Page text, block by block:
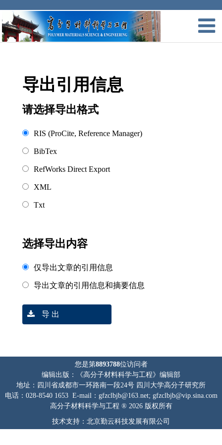
导出引用信息
请选择导出格式
RIS (ProCite, Reference Manager)
BibTex
RefWorks Direct Export
XML
Txt
选择导出内容
仅导出文章的引用信息
导出文章的引用信息和摘要信息
导 出
您是第8893788位访问者
编辑出版：《高分子材料科学与工程》编辑部
地址：四川省成都市一环路南一段24号 四川大学高分子研究所
电话：028-8540 1653 E-mail：gfzclbjb@163.net; gfzclbjb@vip.sina.com
高分子材料科学与工程 ® 2026 版权所有
技术支持：北京勤云科技发展有限公司